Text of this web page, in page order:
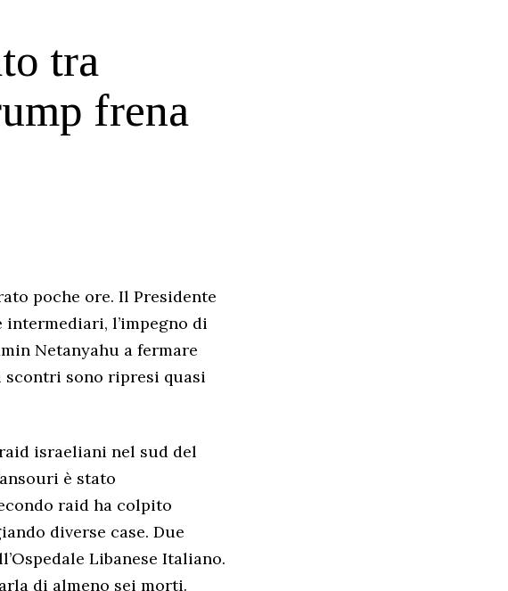
tra
frena
poche ore. Il Presidente
l’impegno di
Netanyahu a fermare
scontri sono ripresi quasi
israeliani nel sud del
è stato
raid ha colpito
diverse case. Due
Libanese Italiano.
di almeno sei morti.